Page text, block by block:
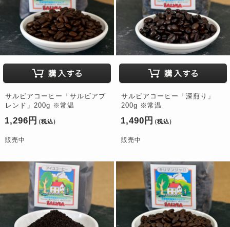
サルビアコーヒー「サルビアブ
レンド」200g ※常温
1,296円 （税込）
販売中
サルビアコーヒー「深煎り」
200g ※常温
1,490円 （税込）
販売中